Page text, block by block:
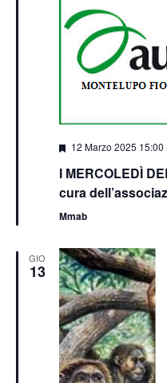
Segnalati
12 Marzo 2025 15:00
I MERCOLEDÌ
cura
Mmab
GIO
13